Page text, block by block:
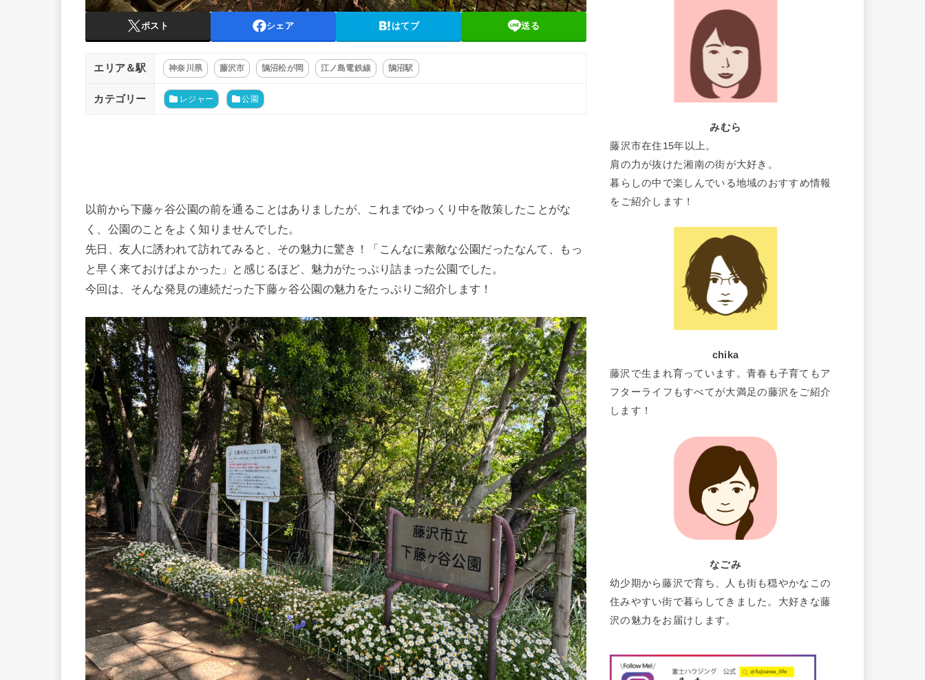
ポスト シェア はてブ 送る
エリア＆駅 神奈川県 藤沢市 鵠沼松が岡 江ノ島電鉄線 鵠沼駅
カテゴリー レジャー 公園
以前から下藤ヶ谷公園の前を通ることはありましたが、これまでゆっくり中を散策したことがな
く、公園のことをよく知りませんでした。
先日、友人に誘われて訪れてみると、その魅力に驚き！「こんなに素敵な公園だったなんて、もっ
と早く来ておけばよかった」と感じるほど、魅力がたっぷり詰まった公園でした。
今回は、そんな発見の連続だった下藤ヶ谷公園の魅力をたっぷりご紹介します！
みむら
藤沢市在住15年以上。
肩の力が抜けた湘南の街が大好き。
暮らしの中で楽しんでいる地域のおすすめ情報
をご紹介します！
chika
藤沢で生まれ育っています。青春も子育てもア
フターライフもすべてが大満足の藤沢をご紹介
します！
なごみ
幼少期から藤沢で育ち、人も街も穏やかなこの
住みやすい街で暮らしてきました。大好きな藤
沢の魅力をお届けします。